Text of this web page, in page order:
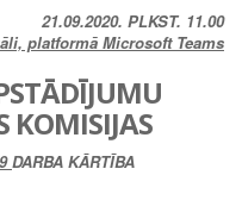
21.09.2020. PLKST. 11.00
platformā Microsoft Teams
KOMISIJAS
DARBA KĀRTĪBA